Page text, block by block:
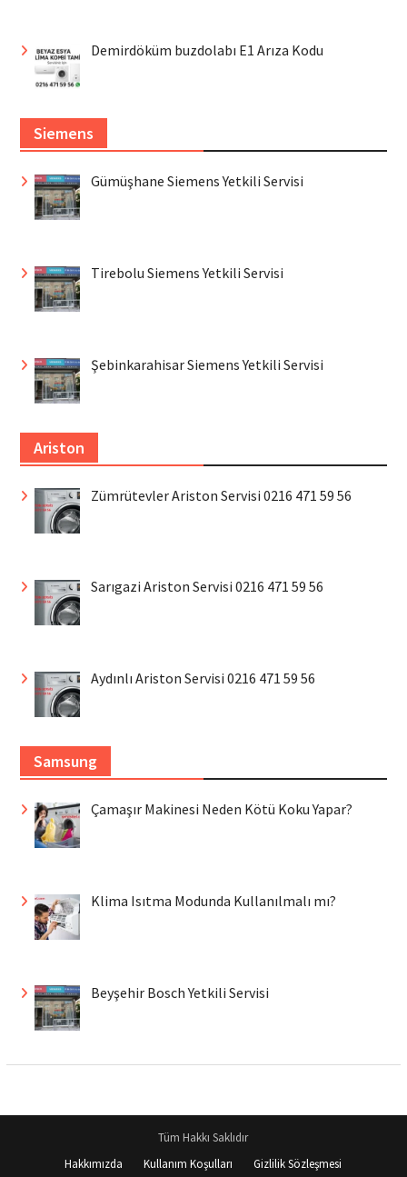
Demirdöküm buzdolabı E1 Arıza Kodu
Siemens
Gümüşhane Siemens Yetkili Servisi
Tirebolu Siemens Yetkili Servisi
Şebinkarahisar Siemens Yetkili Servisi
Ariston
Zümrütevler Ariston Servisi 0216 471 59 56
Sarıgazi Ariston Servisi 0216 471 59 56
Aydınlı Ariston Servisi 0216 471 59 56
Samsung
Çamaşır Makinesi Neden Kötü Koku Yapar?
Klima Isıtma Modunda Kullanılmalı mı?
Beyşehir Bosch Yetkili Servisi
Tüm Hakkı Saklıdır
Hakkımızda
Kullanım Koşulları Gizlilik Sözleşmesi